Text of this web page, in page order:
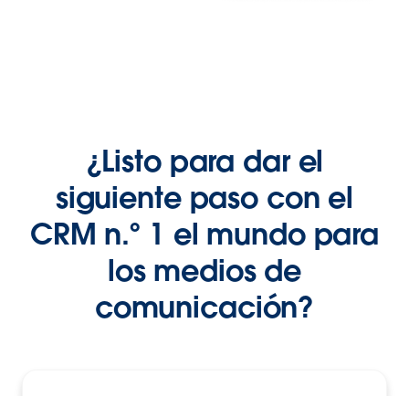
¿Listo para dar el
siguiente paso con el
CRM n.º 1 el mundo para
los medios de
comunicación?